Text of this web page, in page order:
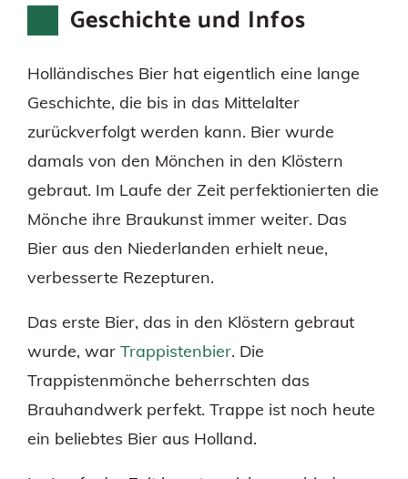
Geschichte und Infos
Holländisches Bier hat eigentlich eine lange
Geschichte, die bis in das Mittelalter
zurückverfolgt werden kann. Bier wurde
damals von den Mönchen in den Klöstern
gebraut. Im Laufe der Zeit perfektionierten die
Mönche ihre Braukunst immer weiter. Das
Bier aus den Niederlanden erhielt neue,
verbesserte Rezepturen.
Das erste Bier, das in den Klöstern gebraut
wurde, war Trappistenbier. Die
Trappistenmönche beherrschten das
Brauhandwerk perfekt. Trappe ist noch heute
ein beliebtes Bier aus Holland.